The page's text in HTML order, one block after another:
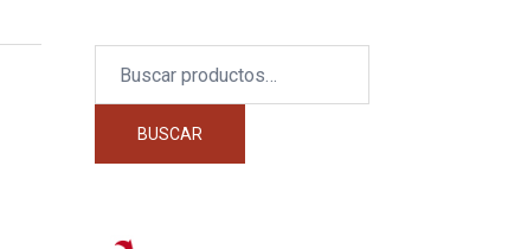
por:
BUSCAR